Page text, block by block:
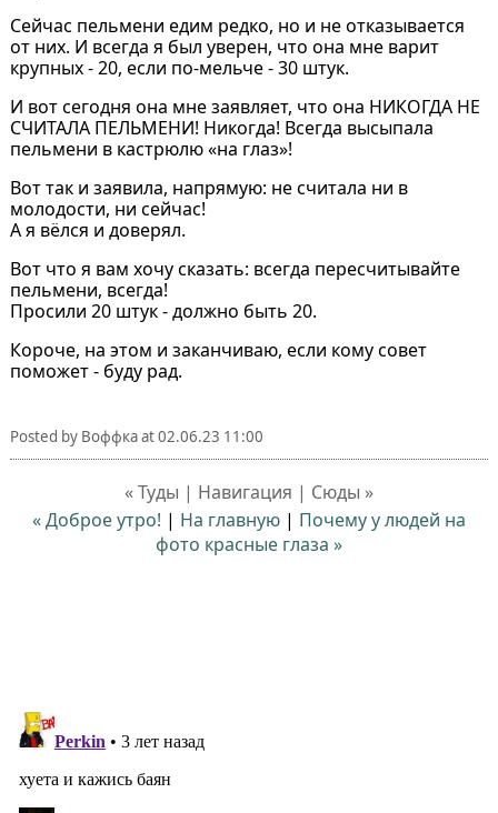
Сейчас пельмени едим редко, но и не отказывается
от них. И всегда я был уверен, что она мне варит
крупных - 20, если по-мельче - 30 штук.
И вот сегодня она мне заявляет, что она НИКОГДА НЕ
СЧИТАЛА ПЕЛЬМЕНИ! Никогда! Всегда высыпала
пельмени в кастрюлю «на глаз»!
Вот так и заявила, напрямую: не считала ни в
молодости, ни сейчас!
А я вёлся и доверял.
Вот что я вам хочу сказать: всегда пересчитывайте
пельмени, всегда!
Просили 20 штук - должно быть 20.
Короче, на этом и заканчиваю, если кому совет
поможет - буду рад.
Posted by Воффкаat02.06.23 11:00
« Туды | Навигация | Сюды »
« Доброе утро! | На главную | Почему у людей на
фото красные глаза »